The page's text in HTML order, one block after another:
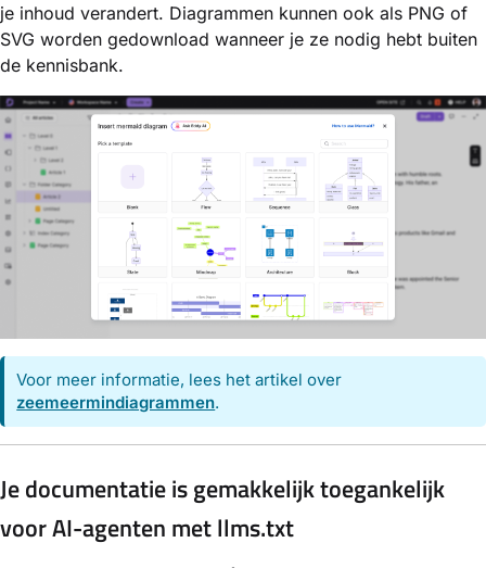
je inhoud verandert. Diagrammen kunnen ook als PNG of
SVG worden gedownload wanneer je ze nodig hebt buiten
de kennisbank.
Voor meer informatie, lees het artikel over
zeemeermindiagrammen.
Je documentatie is gemakkelijk toegankelijk
voor AI-agenten met llms.txt